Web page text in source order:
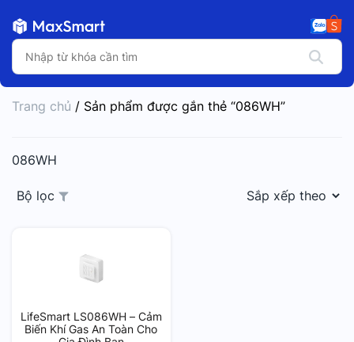
Trang chủ / Sản phẩm được gắn thẻ “086WH”
086WH
Bộ lọc
LifeSmart LS086WH – Cảm
Biến Khí Gas An Toàn Cho